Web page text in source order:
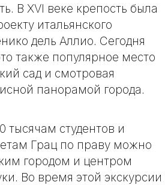
В XVI веке крепость была
итальянского
дель Аллио. Сегодня
также популярное место
сад и смотровая
панорамой города.
тысячам студентов и
Грац по праву можно
городом и центром
Во время этой экскурсии